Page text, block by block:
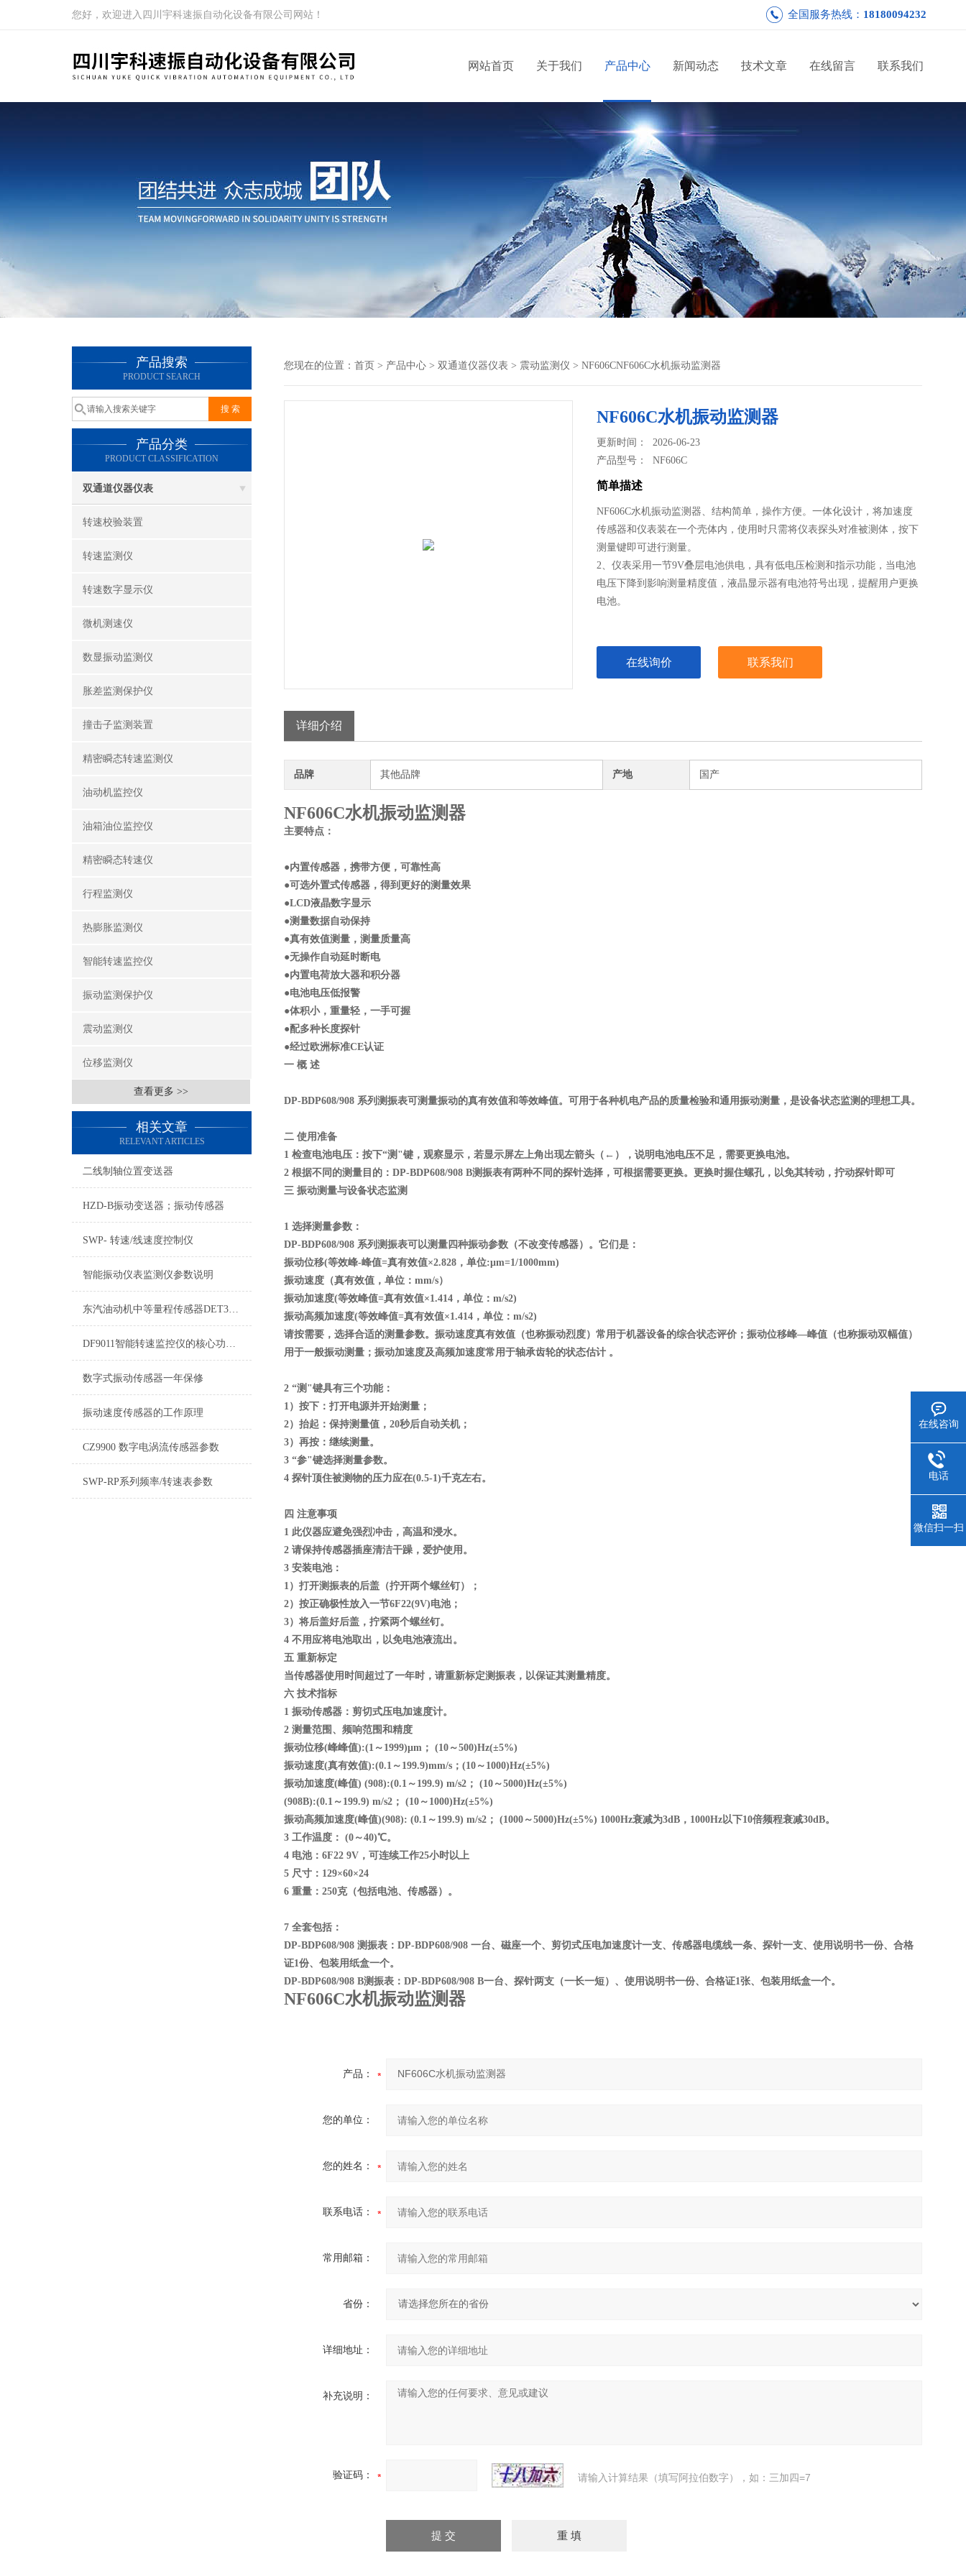
您好，欢迎进入四川宇科速振自动化设备有限公司网站！ 全国服务热线： 18180094232
网站首页 关于我们 产品中心 新闻动态 技术文章 在线留言 联系我们
产品搜索
PRODUCT SEARCH
产品分类
PRODUCT CLASSIFICATION
双通道仪器仪表
转速校验装置
转速监测仪
转速数字显示仪
微机测速仪
数显振动监测仪
胀差监测保护仪
撞击子监测装置
精密瞬态转速监测仪
油动机监控仪
油箱油位监控仪
精密瞬态转速仪
行程监测仪
热膨胀监测仪
智能转速监控仪
振动监测保护仪
震动监测仪
位移监测仪
查看更多 >>
相关文章
RELEVANT ARTICLES
二线制轴位置变送器
HZD-B振动变送器；振动传感器
SWP- 转速/线速度控制仪
智能振动仪表监测仪参数说明
东汽油动机中等量程传感器DET300A
DF9011智能转速监控仪的核心功能有哪些？
数字式振动传感器一年保修
振动速度传感器的工作原理
CZ9900 数字电涡流传感器参数
SWP-RP系列频率/转速表参数
您现在的位置： 首页 > 产品中心 > 双通道仪器仪表 > 震动监测仪 > NF606CNF606C水机振动监测器
NF606C水机振动监测器
更新时间： 2026-06-23
产品型号：NF606C
简单描述
NF606C水机振动监测器、结构简单，操作方便。一体化设计，将加速度
传感器和仪表装在一个壳体内，使用时只需将仪表探头对准被测体，按下
测量键即可进行测量。
2、仪表采用一节9V叠层电池供电，具有低电压检测和指示功能，当电池
电压下降到影响测量精度值，液晶显示器有电池符号出现，提醒用户更换
电池。
在线询价 联系我们
详细介绍
品牌 其他品牌 产地 国产
NF606C水机振动监测器
主要特点：
●内置传感器，携带方便，可靠性高
●可选外置式传感器，得到更好的测量效果
●LCD液晶数字显示
●测量数据自动保持
●真有效值测量，测量质量高
●无操作自动延时断电
●内置电荷放大器和积分器
●电池电压低报警
●体积小，重量轻，一手可握
●配多种长度探针
●经过欧洲标准CE认证
一 概 述
DP-BDP608/908 系列测振表可测量振动的真有效值和等效峰值。可用于各种机电产品的质量检验和通用振动测量，是设备状态监测的理想工具。
二 使用准备
1 检查电池电压：按下“测"键，观察显示，若显示屏左上角出现左箭头（←），说明电池电压不足，需要更换电池。
2 根据不同的测量目的：DP-BDP608/908 B测振表有两种不同的探针选择，可根据需要更换。更换时握住螺孔，以免其转动，拧动探针即可
三 振动测量与设备状态监测
1 选择测量参数：
DP-BDP608/908 系列测振表可以测量四种振动参数（不改变传感器）。它们是：
振动位移(等效峰-峰值=真有效值×2.828，单位:μm=1/1000mm)
振动速度（真有效值，单位：mm/s）
振动加速度(等效峰值=真有效值×1.414，单位：m/s2)
振动高频加速度(等效峰值=真有效值×1.414，单位：m/s2)
请按需要，选择合适的测量参数。振动速度真有效值（也称振动烈度）常用于机器设备的综合状态评价；振动位移峰—峰值（也称振动双幅值）
用于一般振动测量；振动加速度及高频加速度常用于轴承齿轮的状态估计 。
2 “测"键具有三个功能：
1）按下：打开电源并开始测量；
2）抬起：保持测量值，20秒后自动关机；
3）再按：继续测量。
3 “参"键选择测量参数。
4 探针顶住被测物的压力应在(0.5-1)千克左右。
四 注意事项
1 此仪器应避免强烈冲击，高温和浸水。
2 请保持传感器插座清洁干躁，爱护使用。
3 安装电池：
1）打开测振表的后盖（拧开两个螺丝钉）；
2）按正确极性放入一节6F22(9V)电池；
3）将后盖好后盖，拧紧两个螺丝钉。
4 不用应将电池取出，以免电池液流出。
五 重新标定
当传感器使用时间超过了一年时，请重新标定测振表，以保证其测量精度。
六 技术指标
1 振动传感器：剪切式压电加速度计。
2 测量范围、频响范围和精度
振动位移(峰峰值):(1～1999)μm； (10～500)Hz(±5%)
振动速度(真有效值):(0.1～199.9)mm/s；(10～1000)Hz(±5%)
振动加速度(峰值) (908):(0.1～199.9) m/s2； (10～5000)Hz(±5%)
(908B):(0.1～199.9) m/s2； (10～1000)Hz(±5%)
振动高频加速度(峰值)(908): (0.1～199.9) m/s2； (1000～5000)Hz(±5%) 1000Hz衰减为3dB，1000Hz以下10倍频程衰减30dB。
3 工作温度： (0～40)℃。
4 电池：6F22 9V，可连续工作25小时以上
5 尺寸：129×60×24
6 重量：250克（包括电池、传感器）。
7 全套包括：
DP-BDP608/908 测振表：DP-BDP608/908 一台、磁座一个、剪切式压电加速度计一支、传感器电缆线一条、探针一支、使用说明书一份、合格
证1份、包装用纸盒一个。
DP-BDP608/908 B测振表：DP-BDP608/908 B一台、探针两支（一长一短）、使用说明书一份、合格证1张、包装用纸盒一个。
NF606C水机振动监测器
产品：
您的单位：
您的姓名：
联系电话：
常用邮箱：
省份：
详细地址：
补充说明：
验证码： 请输入计算结果（填写阿拉伯数字），如：三加四=7
在线咨询
电话
微信扫一扫